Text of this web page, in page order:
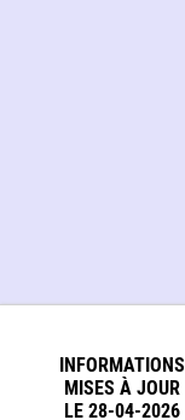
INFORMATIONS
MISES À JOUR
LE 28-04-2026